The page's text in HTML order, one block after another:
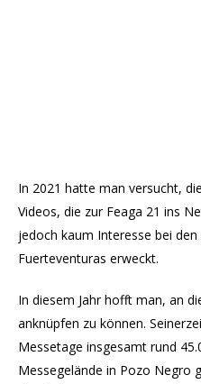
In 2021 hatte man versucht,
Videos, die zur Feaga 21 ins
jedoch kaum Interesse bei
Fuerteventuras erweckt.
In diesem Jahr hofft man, an
anknüpfen zu können.
Messetage insgesamt rund
Messegelände in Pozo Negro